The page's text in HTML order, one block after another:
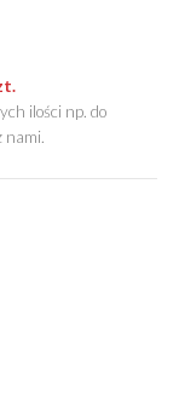
ilości np. do
nami.